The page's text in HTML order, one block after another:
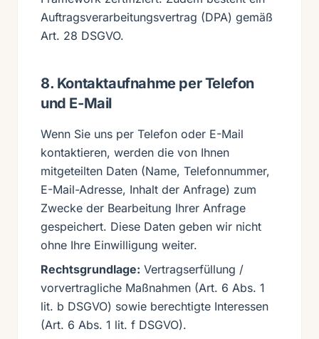
Auftragsverarbeitungsvertrag (DPA) gemäß
Art. 28 DSGVO.
8. Kontaktaufnahme per Telefon
und E-Mail
Wenn Sie uns per Telefon oder E-Mail
kontaktieren, werden die von Ihnen
mitgeteilten Daten (Name, Telefonnummer,
E-Mail-Adresse, Inhalt der Anfrage) zum
Zwecke der Bearbeitung Ihrer Anfrage
gespeichert. Diese Daten geben wir nicht
ohne Ihre Einwilligung weiter.
Rechtsgrundlage: Vertragserfüllung /
vorvertragliche Maßnahmen (Art. 6 Abs. 1
lit. b DSGVO) sowie berechtigte Interessen
(Art. 6 Abs. 1 lit. f DSGVO).